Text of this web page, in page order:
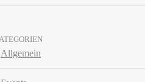
Allgemein